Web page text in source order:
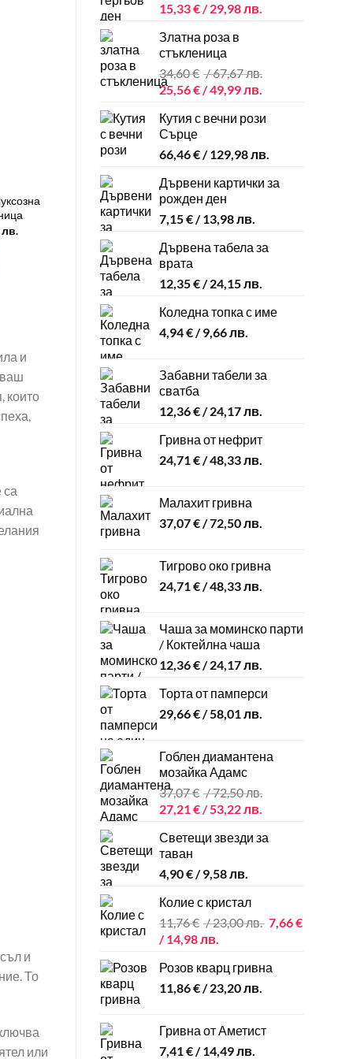
лв.
и
които
са
и
То
или
49,99 лв..
Original
was:
25,56 €
/
49,99 лв..
15,33€ / 29,98 лв.
/
Златна роза в
стъкленица
34,60€ / 67,67 лв.
Original
was:
34,60 €
/
25,56€ / 49,99 лв.
е:
/
Кутия с вечни рози
Сърце
66,46€ / 129,98 лв.
Дървени картички за
рожден ден
7,15€ / 13,98 лв.
Дървена табела за
врата
12,35€ / 24,15 лв.
Коледна топка с име
4,94€ / 9,66 лв.
Забавни табели за
сватба
12,36€ / 24,17 лв.
Гривна от нефрит
24,71 € / 48,33 лв.
Малахит гривна
37,07€ / 72,50 лв.
Тигрово око гривна
24,71 € / 48,33 лв.
Чаша за моминско парти
/ Коктейлна чаша
12,36€ / 24,17 лв.
Торта от памперси
29,66€ / 58,01 лв.
Гоблен диамантена
мозайка Адамс
37,07€ / 72,50 лв.
Original
was:
37,07 €
/
27,21 € / 53,22 лв.
е:
Светещи звезди за
таван
4,90€ / 9,58 лв.
Колие с кристал
11,76€ / 23,00 лв. Original
11,76 €
7,66€
/ 14,98 лв.
е:
7,66 €
Розов кварц гривна
11,86€ / 23,20 лв.
Гривна от Аметист
7,41 € / 14,49 лв.